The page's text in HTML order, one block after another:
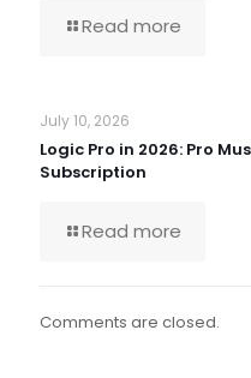
Read more
July 10, 2026
Logic Pro in 2026: Pro
Subscription
Read more
Comments are closed.